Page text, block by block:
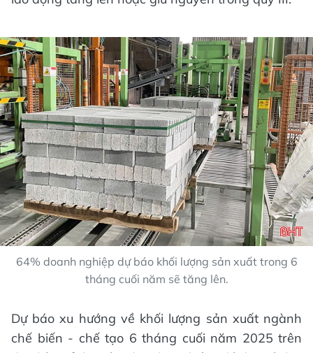
64% doanh nghiệp dự báo khối lượng sản xuất trong 6
tháng cuối năm sẽ tăng lên.
Dự báo xu hướng về khối lượng sản xuất ngành
chế biến - chế tạo 6 tháng cuối năm 2025 trên